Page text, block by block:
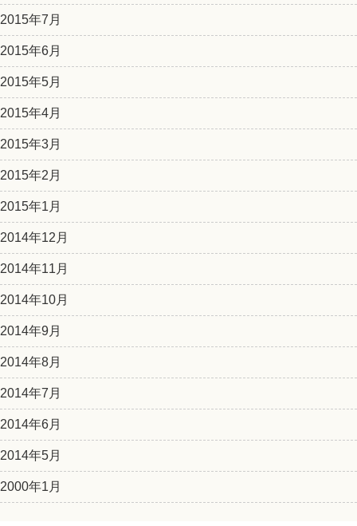
2015年7月
2015年6月
2015年5月
2015年4月
2015年3月
2015年2月
2015年1月
2014年12月
2014年11月
2014年10月
2014年9月
2014年8月
2014年7月
2014年6月
2014年5月
2000年1月